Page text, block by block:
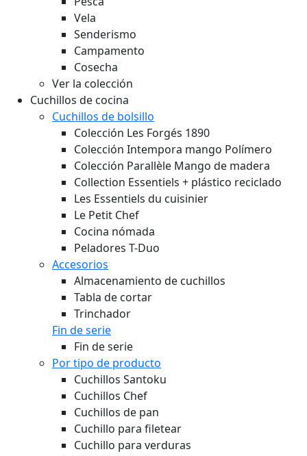
Vela
Senderismo
Campamento
Cosecha
Ver la colección
Cuchillos de cocina
Cuchillos de bolsillo
Colección Les Forgés 1890
Colección Intempora mango Polímero
Colección Parallèle Mango de madera
Collection Essentiels + plástico reciclado
Les Essentiels du cuisinier
Le Petit Chef
Cocina nómada
Peladores T-Duo
Accesorios
Almacenamiento de cuchillos
Tabla de cortar
Trinchador
Fin de serie
Fin de serie
Por tipo de producto
Cuchillos Santoku
Cuchillos Chef
Cuchillos de pan
Cuchillo para filetear
Cuchillo para verduras